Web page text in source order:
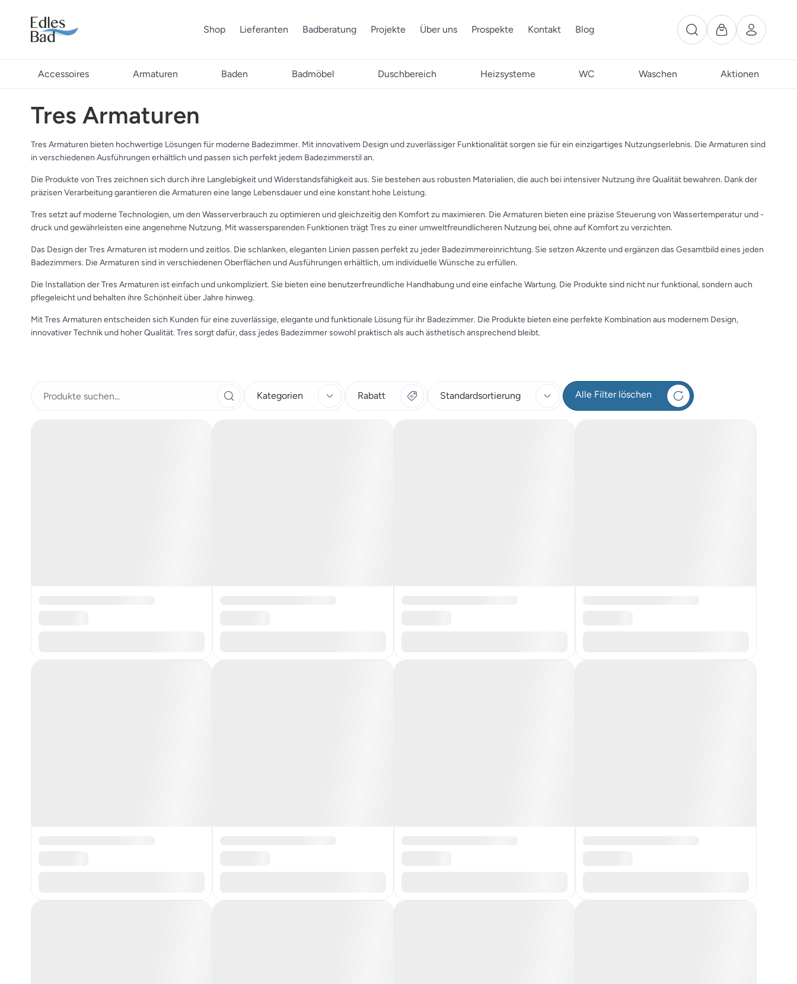
Shop Lieferanten Badberatung Projekte Über uns Prospekte Kontakt Blog
Accessoires Armaturen Baden Badmöbel Duschbereich Heizsysteme WC Waschen Aktionen
Tres Armaturen
Tres Armaturen bieten hochwertige Lösungen für moderne Badezimmer. Mit innovativem Design und zuverlässiger Funktionalität sorgen sie für ein einzigartiges Nutzungserlebnis. Die Armaturen sind
in verschiedenen Ausführungen erhältlich und passen sich perfekt jedem Badezimmerstil an.
Die Produkte von Tres zeichnen sich durch ihre Langlebigkeit und Widerstandsfähigkeit aus. Sie bestehen aus robusten Materialien, die auch bei intensiver Nutzung ihre Qualität bewahren. Dank der
präzisen Verarbeitung garantieren die Armaturen eine lange Lebensdauer und eine konstant hohe Leistung.
Tres setzt auf moderne Technologien, um den Wasserverbrauch zu optimieren und gleichzeitig den Komfort zu maximieren. Die Armaturen bieten eine präzise Steuerung von Wassertemperatur und -
druck und gewährleisten eine angenehme Nutzung. Mit wassersparenden Funktionen trägt Tres zu einer umweltfreundlicheren Nutzung bei, ohne auf Komfort zu verzichten.
Das Design der Tres Armaturen ist modern und zeitlos. Die schlanken, eleganten Linien passen perfekt zu jeder Badezimmereinrichtung. Sie setzen Akzente und ergänzen das Gesamtbild eines jeden
Badezimmers. Die Armaturen sind in verschiedenen Oberflächen und Ausführungen erhältlich, um individuelle Wünsche zu erfüllen.
Die Installation der Tres Armaturen ist einfach und unkompliziert. Sie bieten eine benutzerfreundliche Handhabung und eine einfache Wartung. Die Produkte sind nicht nur funktional, sondern auch
pflegeleicht und behalten ihre Schönheit über Jahre hinweg.
Mit Tres Armaturen entscheiden sich Kunden für eine zuverlässige, elegante und funktionale Lösung für ihr Badezimmer. Die Produkte bieten eine perfekte Kombination aus modernem Design,
innovativer Technik und hoher Qualität. Tres sorgt dafür, dass jedes Badezimmer sowohl praktisch als auch ästhetisch ansprechend bleibt.
Kategorien Rabatt Standardsortierung Alle Filter löschen